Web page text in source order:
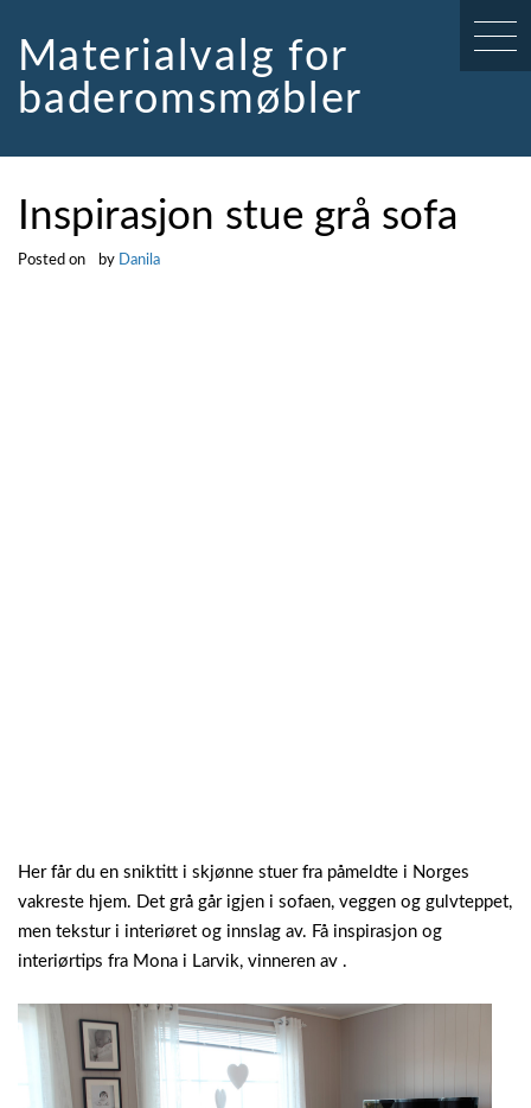
contentMaterialvalg for
baderomsmøbler
Inspirasjon stue grå sofa
Posted on by Danila
Her får du en sniktitt i skjønne stuer fra påmeldte i Norges
vakreste hjem. Det grå går igjen i sofaen, veggen og gulvteppet,
men tekstur i interiøret og innslag av. Få inspirasjon og
interiørtips fra Mona i Larvik, vinneren av .